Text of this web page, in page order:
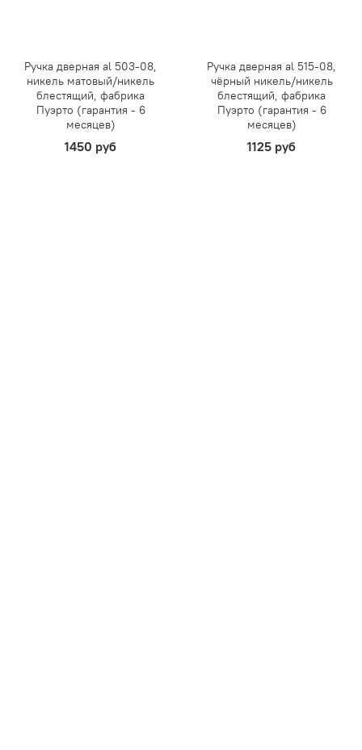
Ручка дверная al 503-08,
никель матовый/никель
блестящий, фабрика
Пуэрто (гарантия - 6
месяцев)
1450 руб
Ручка дверная al 515-08,
чёрный никель/никель
блестящий, фабрика
Пуэрто (гарантия - 6
месяцев)
1125 руб